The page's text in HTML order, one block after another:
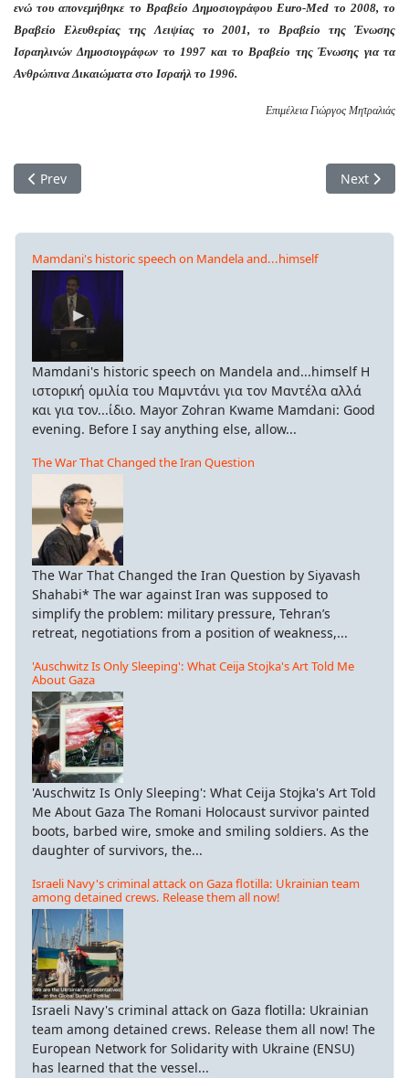
ενώ του απονεμήθηκε το Βραβείο Δημοσιογράφου Euro-Med το 2008, το
Βραβείο Ελευθερίας της Λειψίας το 2001, το Βραβείο της Ένωσης
Ισραηλινών Δημοσιογράφων το 1997 και το Βραβείο της Ένωσης για τα
Ανθρώπινα Δικαιώματα στο Ισραήλ το 1996.
Επιμέλεια Γιώργος Μητραλιάς
Previous article: Οι συνένοχοι του Ισραήλ και ο εφιαλτικά
Prev Next
Next
Mamdani's historic speech on Mandela and...himself
Mamdani's historic speech on Mandela and...himself Η
ιστορική ομιλία του Μαμντάνι για τον Μαντέλα αλλά
και για τον...ίδιο. Mayor Zohran Kwame Mamdani: Good
evening. Before I say anything else, allow...
The War That Changed the Iran Question
The War That Changed the Iran Question by Siyavash
Shahabi* The war against Iran was supposed to
simplify the problem: military pressure, Tehran’s
retreat, negotiations from a position of weakness,...
'Auschwitz Is Only Sleeping': What Ceija Stojka's Art Told Me
About Gaza
'Auschwitz Is Only Sleeping': What Ceija Stojka's Art Told
Me About Gaza The Romani Holocaust survivor painted
boots, barbed wire, smoke and smiling soldiers. As the
daughter of survivors, the...
Israeli Navy's criminal attack on Gaza flotilla: Ukrainian team
among detained crews. Release them all now!
Israeli Navy's criminal attack on Gaza flotilla: Ukrainian
team among detained crews. Release them all now! The
European Network for Solidarity with Ukraine (ENSU)
has learned that the vessel...